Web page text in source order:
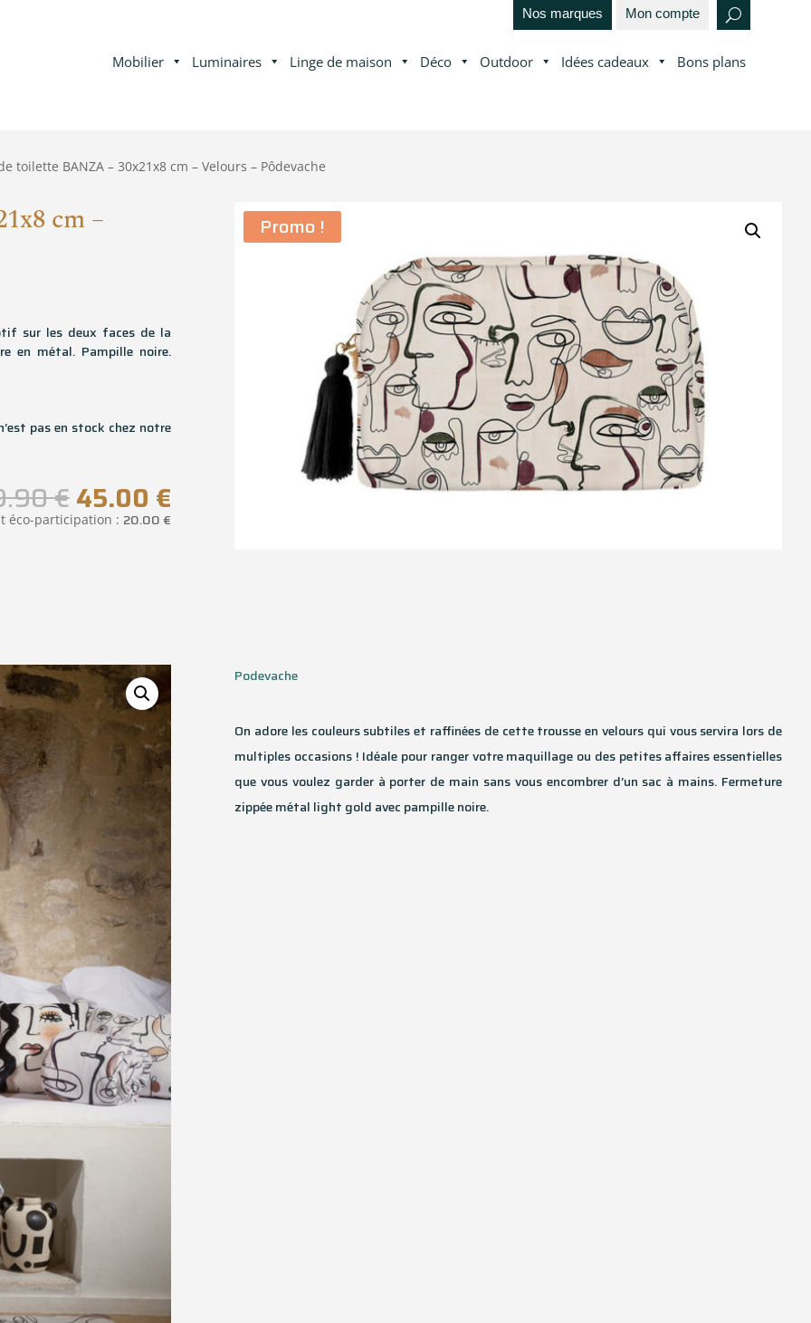
Nos marques Mon compte
Mobilier Luminaires Linge de maison Déco Outdoor Idées cadeaux Bons plans
toilette BANZA – 30x21x8 cm – Velours – Pôdevache
cm –
sur les deux faces de la
en métal. Pampille noire.
pas en stock chez notre
€Le
prix
initial
45.00 €Le
prix
éco-participation : 20.00€
Promo !
Podevache
On adore les couleurs subtiles et raffinées de cette trousse en velours qui vous servira lors de
multiples occasions ! Idéale pour ranger votre maquillage ou des petites affaires essentielles
que vous voulez garder à porter de main sans vous encombrer d’un sac à mains. Fermeture
zippée métal light gold avec pampille noire.